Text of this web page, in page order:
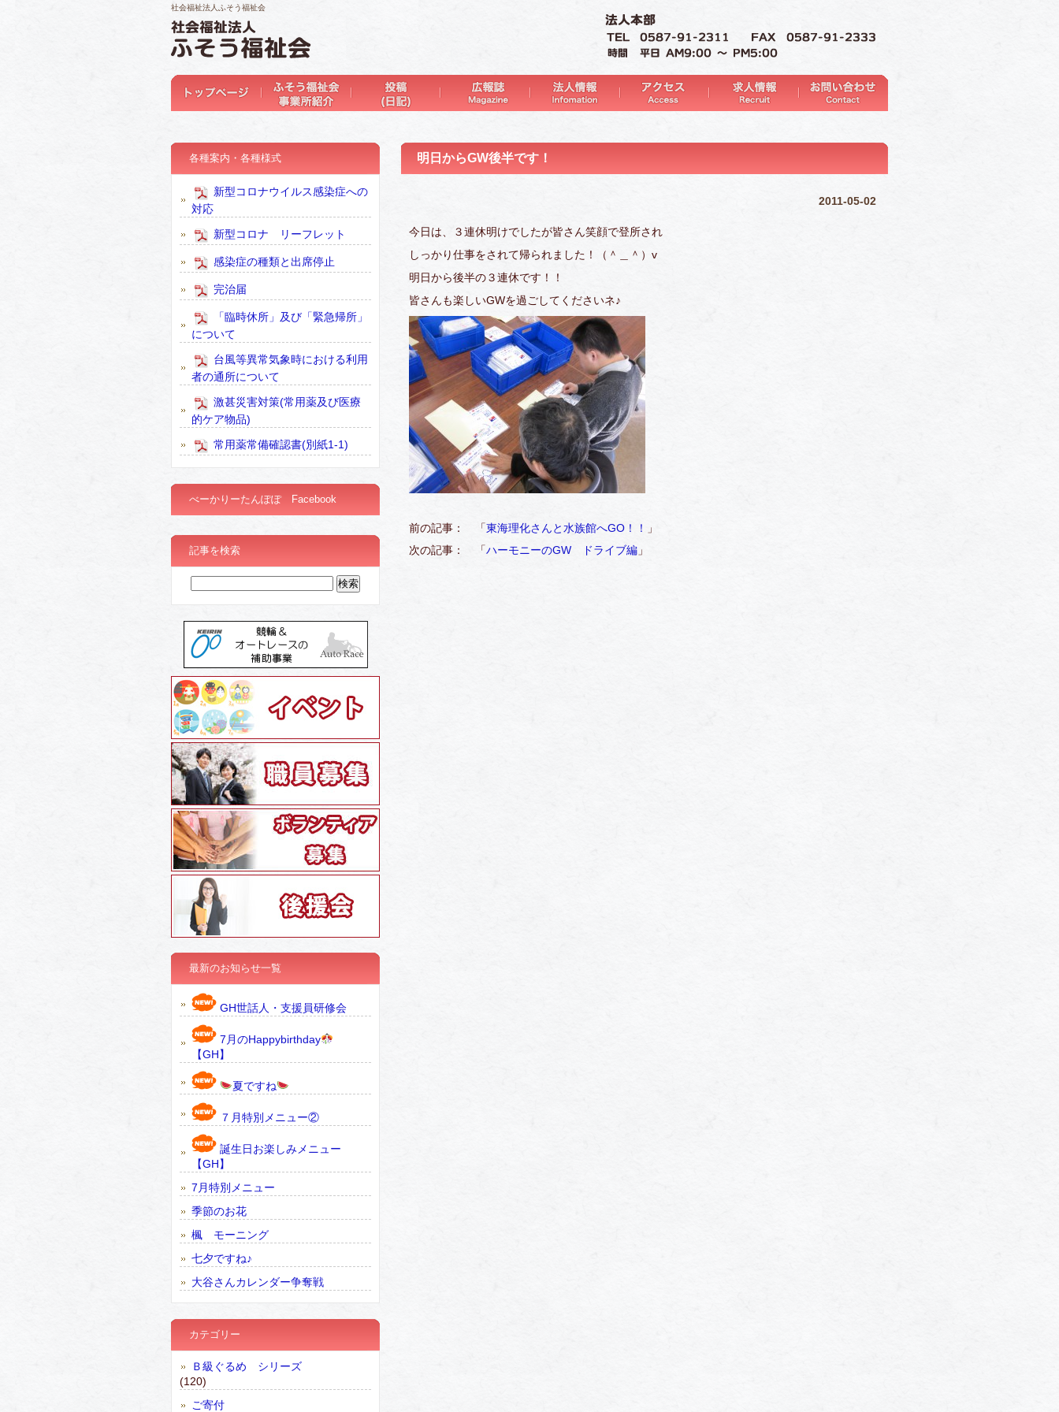
社会福祉法人ふそう福祉会
明日からGW後半です！
2011-05-02
今日は、３連休明けでしたが皆さん笑顔で登所され
しっかり仕事をされて帰られました！（＾＿＾）v
明日から後半の３連休です！！
皆さんも楽しいGWを過ごしてくださいネ♪
前の記事： 「東海理化さんと水族館へGO！！
」
次の記事： 「ハーモニーのGW ドライブ編 」
各種案内・各種様式
新型コロナウイルス感染症への
対応
新型コロナ リーフレット
感染症の種類と出席停止
完治届
「臨時休所」及び「緊急帰所」
について
台風等異常気象時における利用
者の通所について
激甚災害対策(常用薬及び医療
的ケア物品)
常用薬常備確認書(別紙1-1)
べーかりーたんぽぽ Facebook
記事を検索
最新のお知らせ一覧
GH世話人・支援員研修会
7月のHappybirthday
【GH】
夏ですね
７月特別メニュー②
誕生日お楽しみメニュー
【GH】
7月特別メニュー
季節のお花
楓 モーニング
七夕ですね♪
大谷さんカレンダー争奪戦
カテゴリー
Ｂ級ぐるめ シリーズ
(120)
ご寄付